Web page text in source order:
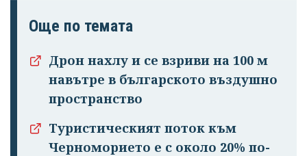
Още по темата
Дрон нахлу и се взриви на 100 м
навътре в българското въздушно
пространство
Туристическият поток към
Черноморието е с около 20% по-